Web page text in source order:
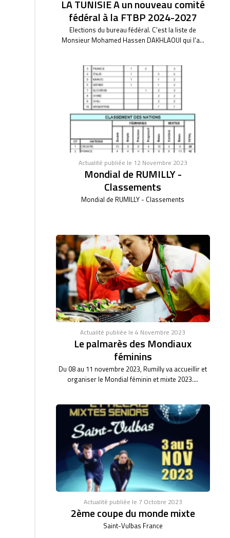
LA TUNISIE A un nouveau comité
fédéral à la FTBP 2024-2027
Elections du bureau fédéral. C'est la liste de
Monsieur Mohamed Hassen DAKHLAOUI qui l'a...
Actualité publiée le 12 Novembre 2023
Mondial de RUMILLY -
Classements
Mondial de RUMILLY - Classements
Actualité publiée le 4 Novembre 2023
Le palmarès des Mondiaux
féminins
Du 08 au 11 novembre 2023, Rumilly va accueillir et
organiser le Mondial féminin et mixte 2023....
Actualité publiée le 7 Octobre 2023
2ème coupe du monde mixte
Saint-Vulbas France